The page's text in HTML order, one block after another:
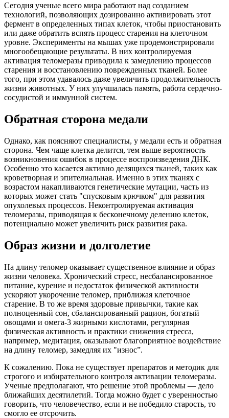
Сегодня ученые всего мира работают над созданием
технологий, позволяющих дозированно активировать этот
фермент в определенных типах клеток, чтобы приостановить
или даже обратить вспять процесс старения на клеточном
уровне. Эксперименты на мышах уже продемонстрировали
многообещающие результаты. В них контролируемая
активация теломеразы приводила к замедлению процессов
старения и восстановлению поврежденных тканей. Более
того, при этом удавалось даже увеличить продолжительность
жизни животных. У них улучшалась память, работа сердечно-
сосудистой и иммунной систем.
Обратная сторона медали
Однако, как поясняют специалисты, у медали есть и обратная
сторона. Чем чаще клетка делится, тем выше вероятность
возникновения ошибок в процессе воспроизведения ДНК.
Особенно это касается активно делящихся тканей, таких как
кроветворная и эпителиальная. Именно в этих тканях с
возрастом накапливаются генетические мутации, часть из
которых может стать "спусковым крючком" для развития
опухолевых процессов. Неконтролируемая активация
теломеразы, приводящая к бесконечному делению клеток,
потенциально может увеличить риск развития рака.
Образ жизни и долголетие
На длину теломер оказывает существенное влияние и образ
жизни человека. Хронический стресс, несбалансированное
питание, курение и недостаток физической активности
ускоряют укорочение теломер, приближая клеточное
старение. В то же время здоровые привычки, такие как
полноценный сон, сбалансированный рацион, богатый
овощами и омега-3 жирными кислотами, регулярная
физическая активность и практики снижения стресса,
например, медитация, оказывают благоприятное воздействие
на длину теломер, замедляя их "износ”.
К сожалению. Пока не существует препаратов и методик для
строгого и избирательного контроля активации теломеразы.
Ученые предполагают, что решение этой проблемы — дело
ближайших десятилетий. Тогда можно будет с уверенностью
говорить, что человечество, если и не победило старость, то
смогло ее отсрочить.